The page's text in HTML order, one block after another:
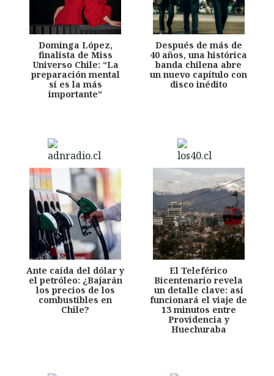
Dominga López,
finalista de Miss
Universo Chile: “La
preparación mental
sí es la más
importante”
Después de más de
40 años, una histórica
banda chilena abre
un nuevo capítulo con
disco inédito
Ante caída del dólar y
el petróleo: ¿Bajarán
los precios de los
combustibles en
Chile?
El Teleférico
Bicentenario revela
un detalle clave: así
funcionará el viaje de
13 minutos entre
Providencia y
Huechuraba